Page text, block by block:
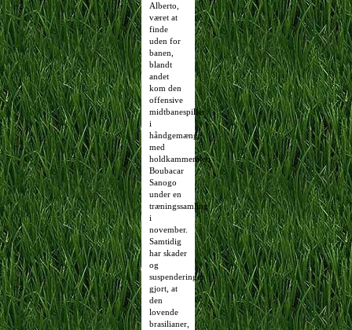
Alberto,
været at
finde
uden for
banen,
blandt
andet
kom den
offensive
midtbanespiller
i
håndgemæng,
med
holdkammeraten
Boubacar
Sanogo
under en
træningssamling
i
november.
Samtidig
har skader
og
suspenderinger
gjort, at
den
lovende
brasilianer,